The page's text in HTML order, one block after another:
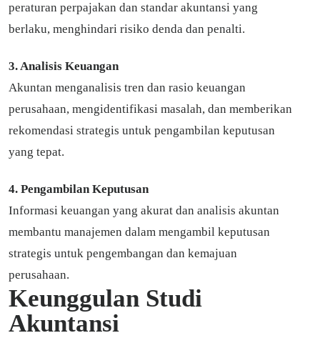
peraturan perpajakan dan standar akuntansi yang
berlaku, menghindari risiko denda dan penalti.
3. Analisis Keuangan
Akuntan menganalisis tren dan rasio keuangan
perusahaan, mengidentifikasi masalah, dan memberikan
rekomendasi strategis untuk pengambilan keputusan
yang tepat.
4. Pengambilan Keputusan
Informasi keuangan yang akurat dan analisis akuntan
membantu manajemen dalam mengambil keputusan
strategis untuk pengembangan dan kemajuan
perusahaan.
Keunggulan Studi
Akuntansi